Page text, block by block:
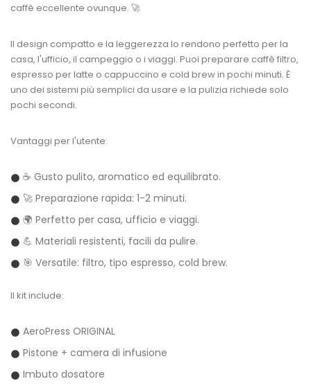
caffè eccellente ovunque. 🚀
Il design compatto e la leggerezza lo rendono perfetto per la
casa, l'ufficio, il campeggio o i viaggi. Puoi preparare caffè filtro,
espresso per latte o cappuccino e cold brew in pochi minuti. È
uno dei sistemi più semplici da usare e la pulizia richiede solo
pochi secondi.
Vantaggi per l'utente:
☕ Gusto pulito, aromatico ed equilibrato.
🚀 Preparazione rapida: 1-2 minuti.
🌍 Perfetto per casa, ufficio e viaggi.
💪 Materiali resistenti, facili da pulire.
🎯 Versatile: filtro, tipo espresso, cold brew.
Il kit include:
AeroPress ORIGINAL
Pistone + camera di infusione
Imbuto dosatore